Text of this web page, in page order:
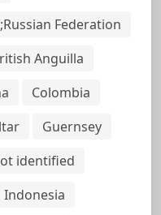
Federation
Anguilla
Colombia
Guernsey
identified
Indonesia